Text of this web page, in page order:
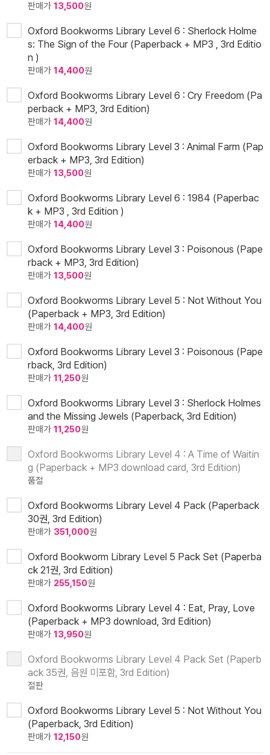
판매가 13,500원
Oxford Bookworms Library Level 6 : Sherlock Holme
s: The Sign of the Four (Paperback + MP3 , 3rd Editio
n )
판매가 14,400원
Oxford Bookworms Library Level 6 : Cry Freedom (Pa
perback + MP3, 3rd Edition)
판매가 14,400원
Oxford Bookworms Library Level 3 : Animal Farm (Pap
erback + MP3, 3rd Edition)
판매가 13,500원
Oxford Bookworms Library Level 6 : 1984 (Paperbac
k + MP3 , 3rd Edition )
판매가 14,400원
Oxford Bookworms Library Level 3 : Poisonous (Pape
rback + MP3, 3rd Edition)
판매가 13,500원
Oxford Bookworms Library Level 5 : Not Without You
(Paperback + MP3, 3rd Edition)
판매가 14,400원
Oxford Bookworms Library Level 3 : Poisonous (Pape
rback, 3rd Edition)
판매가 11,250원
Oxford Bookworms Library Level 3 : Sherlock Holmes
and the Missing Jewels (Paperback, 3rd Edition)
판매가 11,250원
Oxford Bookworms Library Level 4 : A Time of Waitin
g (Paperback + MP3 download card, 3rd Edition)
품절
Oxford Bookworms Library Level 4 Pack (Paperback
30권, 3rd Edition)
판매가 351,000원
Oxford Bookworm Library Level 5 Pack Set (Paperba
ck 21권, 3rd Edition)
판매가 255,150원
Oxford Bookworms Library Level 4 : Eat, Pray, Love
(Paperback + MP3 download, 3rd Edition)
판매가 13,950원
Oxford Bookworms Library Level 4 Pack Set (Paperb
ack 35권, 음원 미포함, 3rd Edition)
절판
Oxford Bookworms Library Level 5 : Not Without You
(Paperback, 3rd Edition)
판매가 12,150원